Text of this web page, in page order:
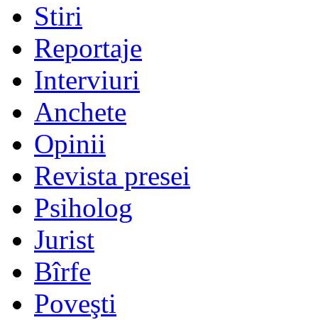
Stiri
Reportaje
Interviuri
Anchete
Opinii
Revista presei
Psiholog
Jurist
Bîrfe
Poveşti